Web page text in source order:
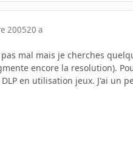
200520 a
mal mais je cherches
encore la resolution).
en utilisation jeux. J'ai un